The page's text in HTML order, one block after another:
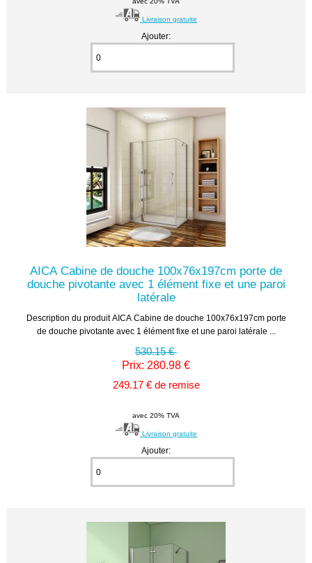
Livraison gratuite
Ajouter:
AICA Cabine de douche 100x76x197cm porte de
douche pivotante avec 1 élément fixe et une paroi
latérale
Description du produit AICA Cabine de douche 100x76x197cm porte
de douche pivotante avec 1 élément fixe et une paroi latérale ...
530.15 €
Prix: 280.98 €
249.17 € de remise
avec 20% TVA
Livraison gratuite
Ajouter: